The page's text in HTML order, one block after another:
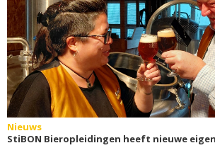
Nieuws
StiBON Bieropleidingen heeft nieuwe